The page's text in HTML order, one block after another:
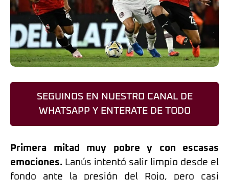
SEGUINOS EN NUESTRO CANAL DE
WHATSAPP Y ENTERATE DE TODO
Primera mitad muy pobre y con escasas
emociones. Lanús intentó salir limpio desde el
fondo ante la presión del Rojo, pero casi